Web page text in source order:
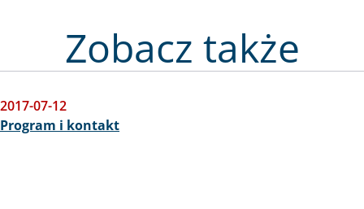
Zobacz także
2017-07-12
Program i kontakt